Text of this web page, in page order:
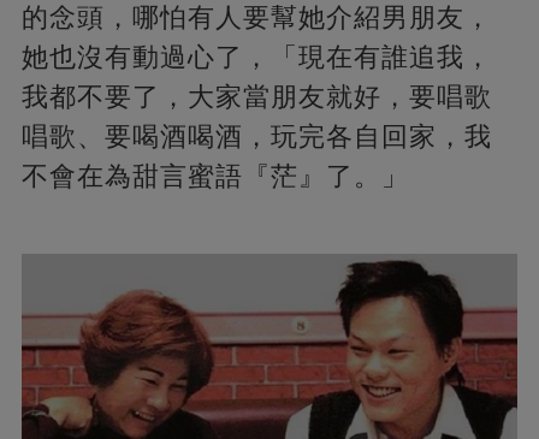
的念頭，哪怕有人要幫她介紹男朋友，
她也沒有動過心了，「現在有誰追我，
我都不要了，大家當朋友就好，要唱歌
唱歌、要喝酒喝酒，玩完各自回家，我
不會在為甜言蜜語『茫』了。」